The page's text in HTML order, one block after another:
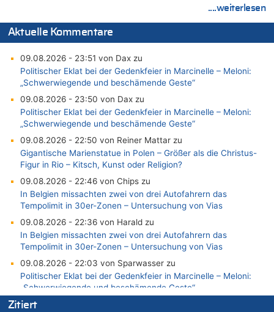
....weiterlesen
Aktuelle Kommentare
09.08.2026 - 23:51 von Dax zu
Politischer Eklat bei der Gedenkfeier in Marcinelle – Meloni:
„Schwerwiegende und beschämende Geste“
09.08.2026 - 23:50 von Dax zu
Politischer Eklat bei der Gedenkfeier in Marcinelle – Meloni:
„Schwerwiegende und beschämende Geste“
09.08.2026 - 22:50 von Reiner Mattar zu
Gigantische Marienstatue in Polen – Größer als die Christus-
Figur in Rio – Kitsch, Kunst oder Religion?
09.08.2026 - 22:46 von Chips zu
In Belgien missachten zwei von drei Autofahrern das
Tempolimit in 30er-Zonen – Untersuchung von Vias
09.08.2026 - 22:36 von Harald zu
In Belgien missachten zwei von drei Autofahrern das
Tempolimit in 30er-Zonen – Untersuchung von Vias
09.08.2026 - 22:03 von Sparwasser zu
Politischer Eklat bei der Gedenkfeier in Marcinelle – Meloni:
„Schwerwiegende und beschämende Geste“
09.08.2026 - 21:55 von Richtig zu
Zitiert